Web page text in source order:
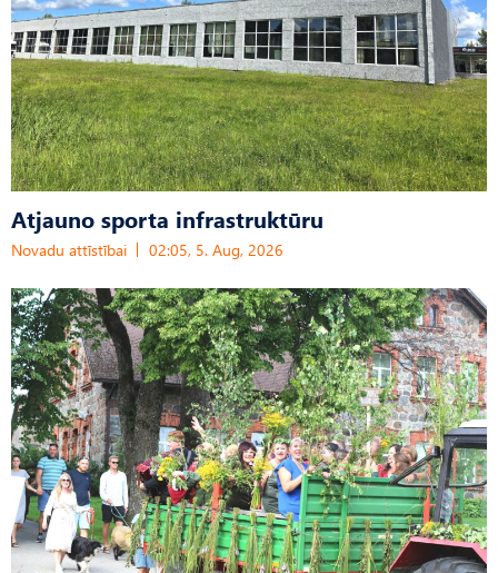
Atjauno sporta infrastruktūru
Novadu attīstībai 02:05, 5. Aug, 2026